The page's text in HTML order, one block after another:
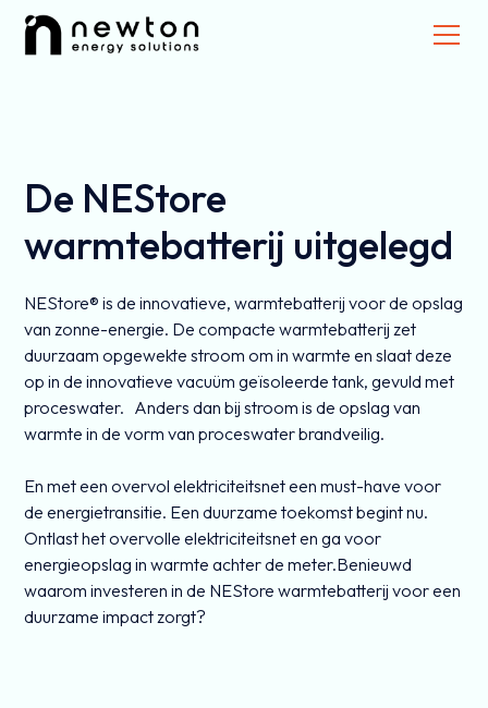
De NEStore
warmtebatterij uitgelegd
NEStore® is de innovatieve, warmtebatterij voor de opslag
van zonne-energie. De compacte warmtebatterij zet
duurzaam opgewekte stroom om in warmte en slaat deze
op in de innovatieve vacuüm geïsoleerde tank, gevuld met
proceswater. Anders dan bij stroom is de opslag van
warmte in de vorm van proceswater brandveilig.
En met een overvol elektriciteitsnet een must-have voor
de energietransitie. Een duurzame toekomst begint nu.
Ontlast het overvolle elektriciteitsnet en ga voor
energieopslag in warmte achter de meter.Benieuwd
waarom investeren in de NEStore warmtebatterij voor een
duurzame impact zorgt?